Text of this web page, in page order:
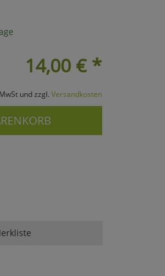
14,00 €*
und zzgl. Versandkosten